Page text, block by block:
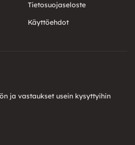
Tietosuojaseloste
Käyttöehdot
ja vastaukset usein kysyttyihin